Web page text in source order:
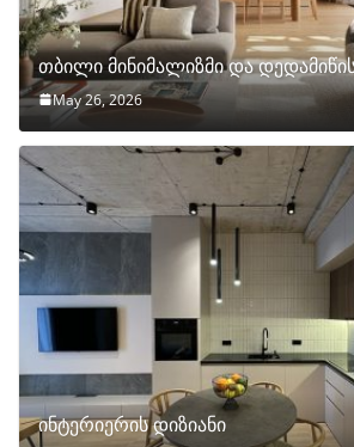
თბილი მინიმალიზმი და
May 26, 2026
ინტერიერის დიზიანი